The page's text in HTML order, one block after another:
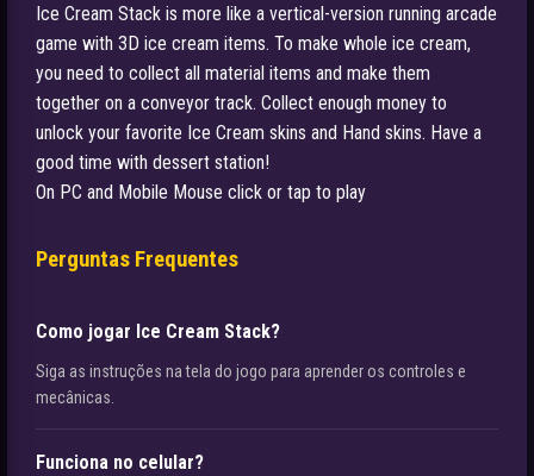
Ice Cream Stack is more like a vertical-version running arcade
game with 3D ice cream items. To make whole ice cream,
you need to collect all material items and make them
together on a conveyor track. Collect enough money to
unlock your favorite Ice Cream skins and Hand skins. Have a
good time with dessert station!
On PC and Mobile Mouse click or tap to play
Perguntas Frequentes
Como jogar Ice Cream Stack?
Siga as instruções na tela do jogo para aprender os controles e
mecânicas.
Funciona no celular?